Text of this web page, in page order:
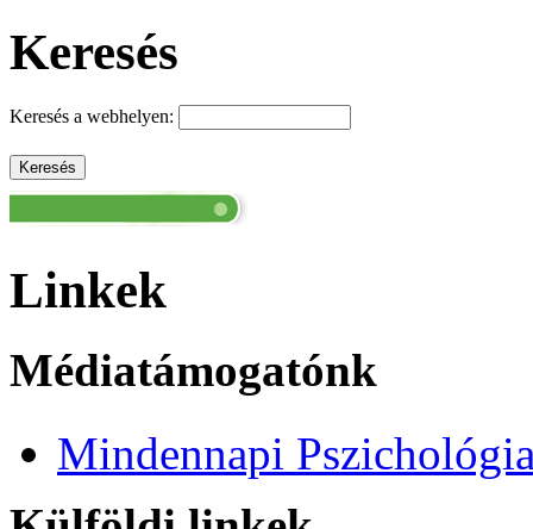
Keresés
Keresés a webhelyen:
Linkek
Médiatámogatónk
Mindennapi